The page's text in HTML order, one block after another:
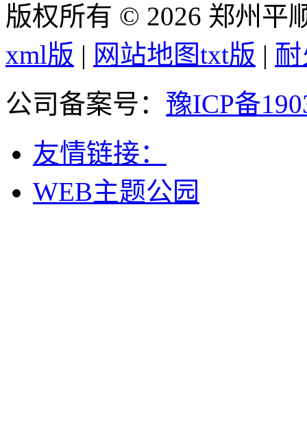
版权所有 © 2026 郑州平
xml版 | 网站地图txt版 |
公司备案号： 豫ICP备
友情链接：
WEB主题公园